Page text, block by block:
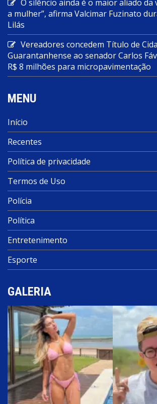
O silêncio ainda é o maior aliado da
a mulher”, afirma Valcimar Fuzinato
Lilás
Vereadores concedem Título de
Guarantanhense ao senador Carlos
R$ 8 milhões para micropavimentação
MENU
Início
Recentes
Política de privacidade
Termos de Uso
Polícia
Política
Entretenimento
Esporte
GALERIA